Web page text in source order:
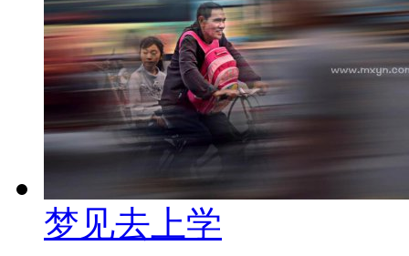
梦见去上学